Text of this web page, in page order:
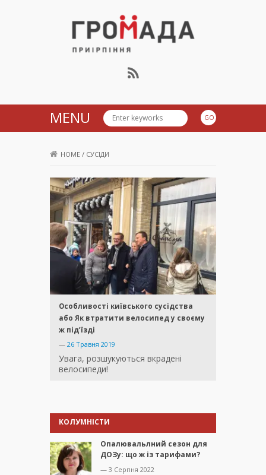
Громада Приірпіння
MENU
HOME / СУСІДИ
Особливості київського сусідства
або Як втратити велосипед у своєму
ж підʼїзді
— 26 Травня 2019
Увага, розшукуються вкрадені
велосипеди!
КОЛУМНІСТИ
Опалювальлний сезон для
ДОЗу: що ж із тарифами?
— 3 Серпня 2022